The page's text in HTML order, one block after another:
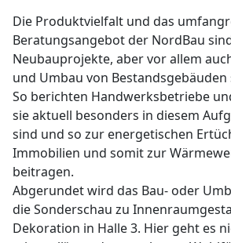
Die Produktvielfalt und das
Beratungsangebot der NordBau
Neubauprojekte, aber vor allem
und Umbau von
So berichten Handwerksbetriebe
sie aktuell besonders in diesem
sind und so zur energetischen
Immobilien und somit zur
beitragen.
Abgerundet wird das Bau- oder
die Sonderschau zu
Dekoration in Halle 3. Hier geht es